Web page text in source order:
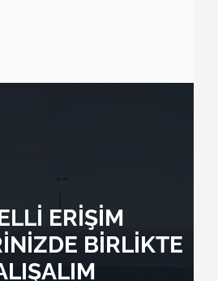
ERİŞİM
BİRLİKTE